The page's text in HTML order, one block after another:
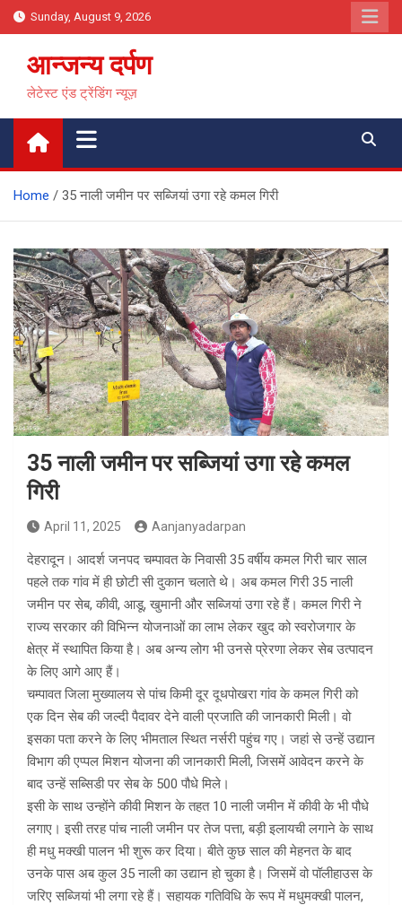
Skip
to
content
Sunday, August 9, 2026
आन्जन्य दर्पण
लेटेस्ट एंड ट्रेंडिंग न्यूज़
Home 35 नाली जमीन पर सब्जियां उगा रहे कमल गिरी
35 नाली जमीन पर सब्जियां उगा रहे कमल
गिरी
April 11, 2025 Aanjanyadarpan
देहरादून। आदर्श जनपद चम्पावत के निवासी 35 वर्षीय कमल गिरी चार साल
पहले तक गांव में ही छोटी सी दुकान चलाते थे। अब कमल गिरी 35 नाली
जमीन पर सेब, कीवी, आडू, खुमानी और सब्जियां उगा रहे हैं। कमल गिरी ने
राज्य सरकार की विभिन्न योजनाओं का लाभ लेकर खुद को स्वरोजगार के
क्षेत्र में स्थापित किया है। अब अन्य लोग भी उनसे प्रेरणा लेकर सेब उत्पादन
के लिए आगे आए हैं।
चम्पावत जिला मुख्यालय से पांच किमी दूर दूधपोखरा गांव के कमल गिरी को
एक दिन सेब की जल्दी पैदावर देने वाली प्रजाति की जानकारी मिली। वो
इसका पता करने के लिए भीमताल स्थित नर्सरी पहुंच गए। जहां से उन्हें उद्यान
विभाग की एप्पल मिशन योजना की जानकारी मिली, जिसमें आवेदन करने के
बाद उन्हें सब्सिडी पर सेब के 500 पौधे मिले।
इसी के साथ उन्होंने कीवी मिशन के तहत 10 नाली जमीन में कीवी के भी पौधे
लगाए। इसी तरह पांच नाली जमीन पर तेज पत्ता, बड़ी इलायची लगाने के साथ
ही मधु मक्खी पालन भी शुरू कर दिया। बीते कुछ साल की मेहनत के बाद
उनके पास अब कुल 35 नाली का उद्यान हो चुका है। जिसमें वो पॉलीहाउस के
जरिए सब्जियां भी लगा रहे हैं। सहायक गतिविधि के रूप में मधुमक्खी पालन,